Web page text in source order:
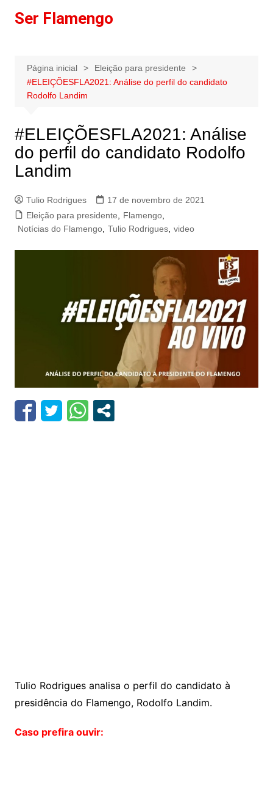
paraSer Flamengo
Página inicial
Eleição para presidente
#ELEIÇÕESFLA2021​: Análise do perfil do candidato
Rodolfo Landim
#ELEIÇÕESFLA2021​: Análise
do perfil do candidato Rodolfo
Landim
Tulio Rodrigues
17 de novembro de 2021
Eleição para presidente
Flamengo,
Notícias do Flamengo, Tulio Rodrigues, video
Tulio Rodrigues analisa o perfil do candidato à
presidência do Flamengo, Rodolfo Landim.
Caso prefira ouvir: